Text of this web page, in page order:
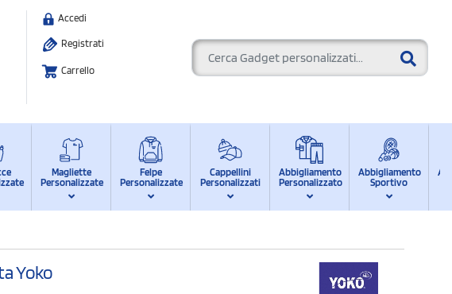
Accedi
Registrati
Carrello
Magliette
Personalizzate
Felpe
Personalizzate
Cappellini
Personalizzati
Abbigliamento
Personalizzato
Abbigliamento
Sportivo
Yoko